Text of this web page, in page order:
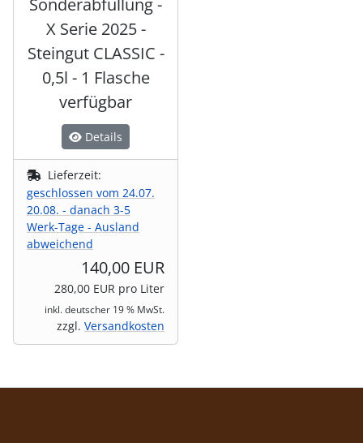
Sonderabfüllung -
X Serie 2025 -
Steingut CLASSIC -
0,5l - 1 Flasche
verfügbar
Details
Lieferzeit:
geschlossen vom 24.07.
20.08. - danach 3-5
Werk-Tage - Ausland
abweichend
140,00 EUR
280,00 EUR pro Liter
inkl. deutscher 19 % MwSt.
zzgl. Versandkosten